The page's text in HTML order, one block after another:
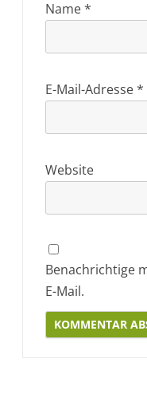
Name*
E-Mail-Adresse*
Website
Benachrichtige
E-Mail.